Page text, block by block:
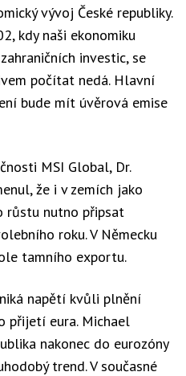
vývoj České republiky.
kdy naši ekonomiku
investic, se
počítat nedá. Hlavní
bude mít úvěrová emise
MSI Global, Dr.
že i v zemích jako
růstu nutno připsat
roku. V Německu
tamního exportu.
napětí kvůli plnění
přijetí eura. Michael
nakonec do eurozóny
trend. V současné